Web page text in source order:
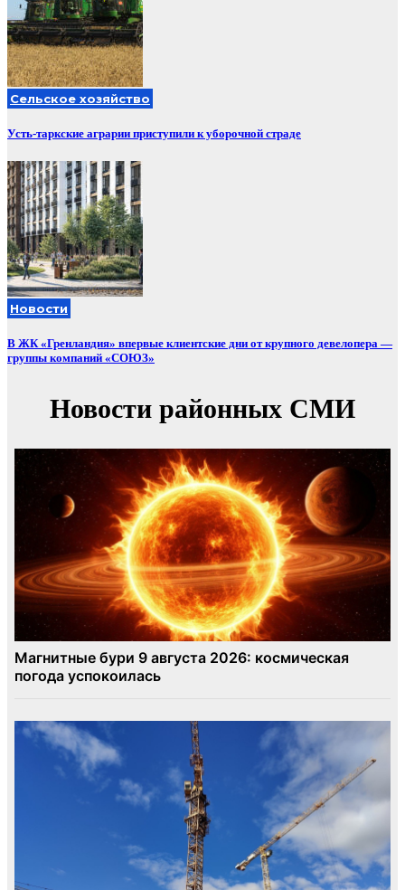
Сельское хозяйство
Усть-таркские аграрии приступили к уборочной страде
Новости
В ЖК «Гренландия» впервые клиентские дни от крупного девелопера —
группы компаний «СОЮЗ»